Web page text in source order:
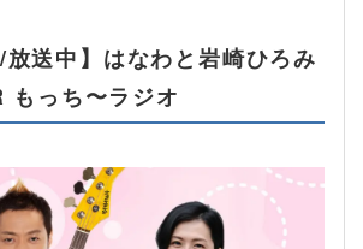
放送中】はなわと岩崎ひろみ
っち〜ラジオ